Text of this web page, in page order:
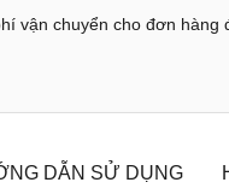
vận chuyển cho đơn hàng
DẪN SỬ DỤNG